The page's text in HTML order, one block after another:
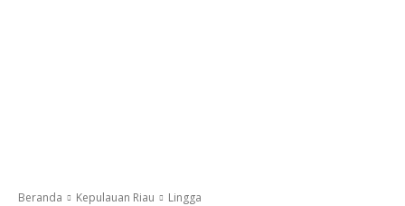
Beranda Kepulauan Riau Lingga